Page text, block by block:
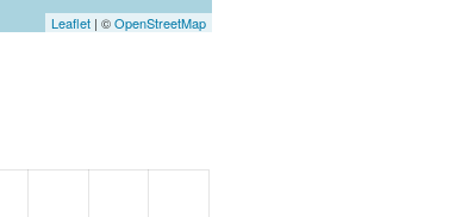
Leaflet| ©OpenStreetMap